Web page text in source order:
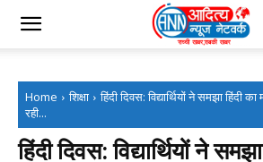
Home शिक्षा
हिंदी दिवस: विद्यार्थियों ने समझा हिंदी
रही...
हिंदी दिवस: विद्यार्थियों ने